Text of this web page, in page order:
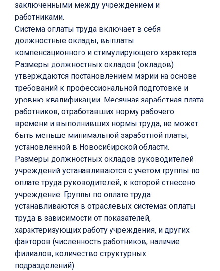
заключенными между учреждением и
работниками.
Система оплаты труда включает в себя
должностные оклады, выплаты
компенсационного и стимулирующего характера.
Размеры должностных окладов (окладов)
утверждаются постановлением мэрии на основе
требований к профессиональной подготовке и
уровню квалификации. Месячная заработная плата
работников, отработавших норму рабочего
времени и выполнивших нормы труда, не может
быть меньше минимальной заработной платы,
установленной в Новосибирской области.
Размеры должностных окладов руководителей
учреждений устанавливаются с учетом группы по
оплате труда руководителей, к которой отнесено
учреждение. Группы по оплате труда
устанавливаются в отраслевых системах оплаты
труда в зависимости от показателей,
характеризующих работу учреждения, и других
факторов (численность работников, наличие
филиалов, количество структурных
подразделений).